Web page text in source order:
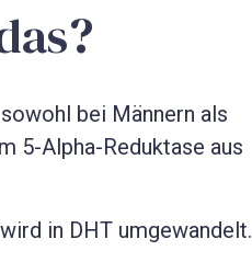
bei Männern als
5-Alpha-Reduktase aus
in DHT umgewandelt.